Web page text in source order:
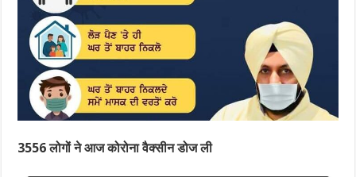
3556 लोगों ने आज कोरोना वैक्सीन डोज ली